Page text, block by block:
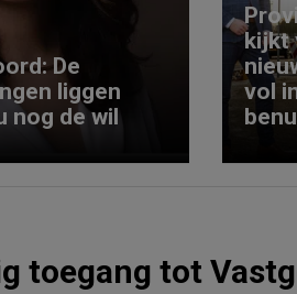
De
liggen
nog de wil
kijkt
vol
toegang tot